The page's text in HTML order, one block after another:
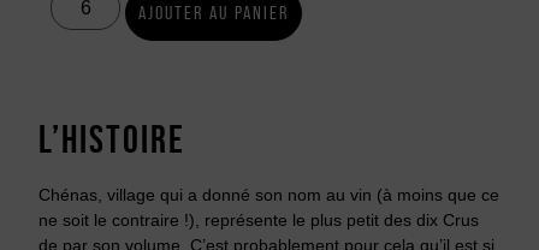
AJOUTER AU PANIER
L’HISTOIRE
Chénas, village qui a donné son nom au vin (à moins que ce
ne soit le contraire !), représente le plus petit des dix Crus
de par son volume. C’est probablement pour cela qu’il est si